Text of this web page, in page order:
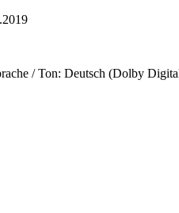
/ Ton: Deutsch (Dolby